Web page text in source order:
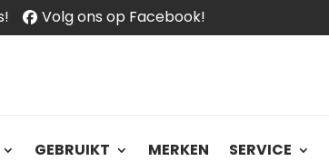
Volg ons op Facebook!
GEBRUIKT MERKEN SERVICE